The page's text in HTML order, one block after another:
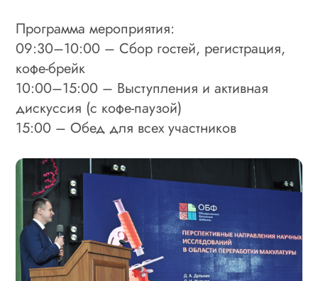
Программа мероприятия:
09:30–10:00 – Сбор гостей, регистрация,
кофе-брейк
10:00–15:00 – Выступления и активная
дискуссия (с кофе-паузой)
15:00 – Обед для всех участников